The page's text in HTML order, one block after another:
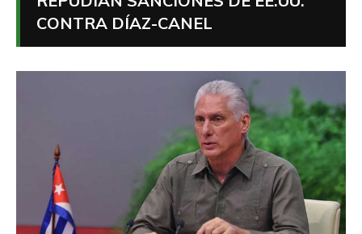
CONTRA DÍAZ-CANEL